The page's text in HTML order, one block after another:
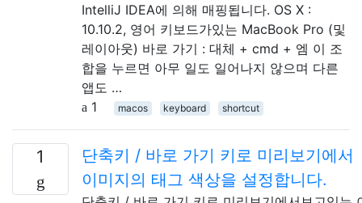
IntelliJ IDEA에 의해 매핑됩니다. OS X :
10.10.2, 영어 키보드가있는 MacBook Pro (및
레이아웃) 바로 가기 : 대체 + cmd + 엠 이 조
합을 누르면 아무 일도 일어나지 않으며 다른
앱도 …
1
macos keyboard shortcut
1
단축키 / 바로 가기 키로 미리보기에서
이미지의 태그 색상을 설정합니다.